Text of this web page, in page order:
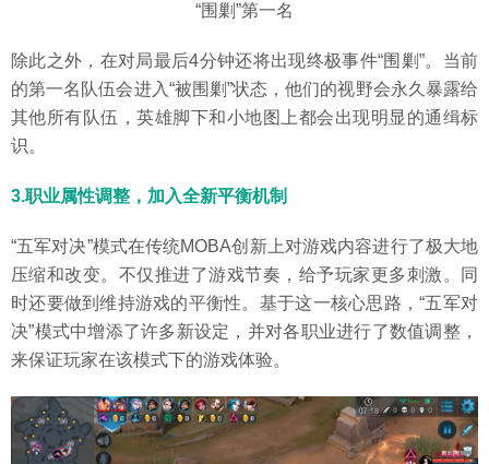
“围剿”第一名
除此之外，在对局最后4分钟还将出现终极事件“围剿”。当前
的第一名队伍会进入“被围剿”状态，他们的视野会永久暴露给
其他所有队伍，英雄脚下和小地图上都会出现明显的通缉标
识。
3.职业属性调整，加入全新平衡机制
“五军对决”模式在传统MOBA创新上对游戏内容进行了极大地
压缩和改变。不仅推进了游戏节奏，给予玩家更多刺激。同
时还要做到维持游戏的平衡性。基于这一核心思路，“五军对
决”模式中增添了许多新设定，并对各职业进行了数值调整，
来保证玩家在该模式下的游戏体验。